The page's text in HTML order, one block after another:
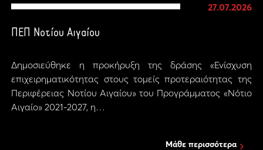
27.07.2026
ΠΕΠ Νοτίου Αιγαίου
Δημοσιεύθηκε η προκήρυξη της δράσης «Ενίσχυση
επιχειρηματικότητας στους τομείς προτεραιότητας της
Περιφέρειας Νοτίου Αιγαίου» του Προγράμματος «Νότιο
Αιγαίο» 2021-2027, η…
Μάθε περισσότερα